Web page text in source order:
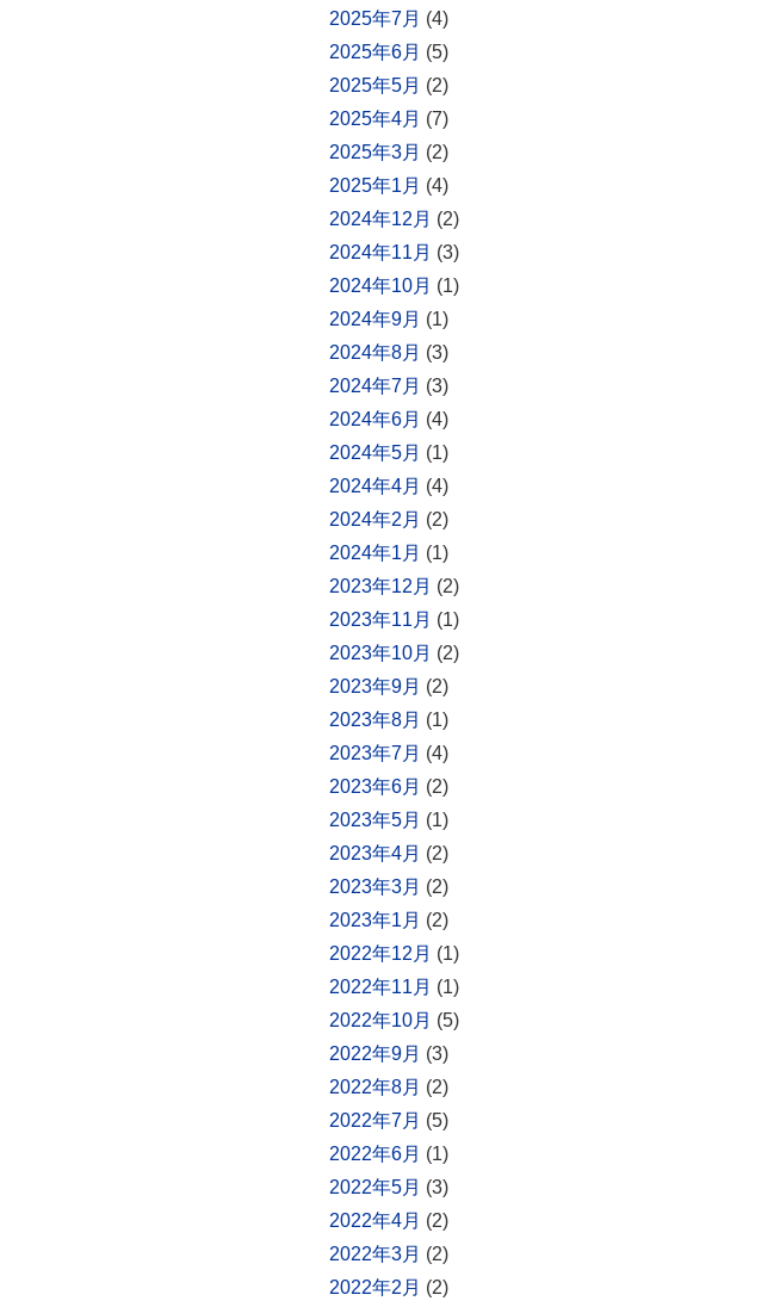
2025年7月 (4)
2025年6月 (5)
2025年5月 (2)
2025年4月 (7)
2025年3月 (2)
2025年1月 (4)
2024年12月 (2)
2024年11月 (3)
2024年10月 (1)
2024年9月 (1)
2024年8月 (3)
2024年7月 (3)
2024年6月 (4)
2024年5月 (1)
2024年4月 (4)
2024年2月 (2)
2024年1月 (1)
2023年12月 (2)
2023年11月 (1)
2023年10月 (2)
2023年9月 (2)
2023年8月 (1)
2023年7月 (4)
2023年6月 (2)
2023年5月 (1)
2023年4月 (2)
2023年3月 (2)
2023年1月 (2)
2022年12月 (1)
2022年11月 (1)
2022年10月 (5)
2022年9月 (3)
2022年8月 (2)
2022年7月 (5)
2022年6月 (1)
2022年5月 (3)
2022年4月 (2)
2022年3月 (2)
2022年2月 (2)